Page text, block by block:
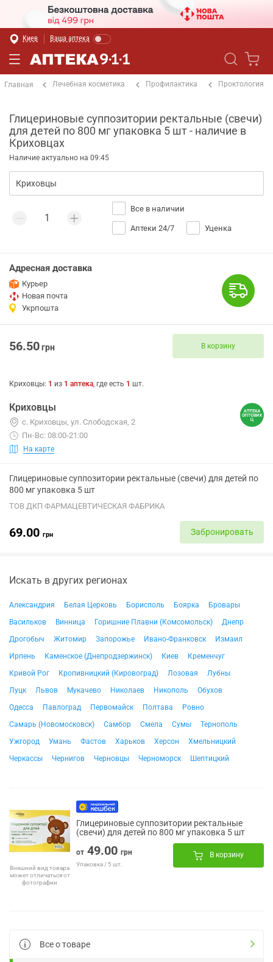
Киев Ваша аптека
Главная Лечебная косметика Профилактика Проктология
Глицериновые суппозитории ректальные (свечи)
для детей по 800 мг упаковка 5 шт - наличие в
Криховцах
Наличие актуально на 09:45
Все в наличии
Аптеки 24/7 Уценка
Адресная доставка
Курьер
Новая почта
Укрпошта
56.50грн В корзину
Криховцы: 1 из 1 аптека, где есть 1 шт.
Криховцы
с. Криховцы, ул. Слободская, 2
Пн-Вс: 08:00-21:00
На карте
Глицериновые суппозитории ректальные (свечи) для детей по
800 мг упаковка 5 шт
ТОВ ДКП ФАРМАЦЕВТИЧЕСКАЯ ФАБРИКА
69.00 грн Забронировать
Искать в других регионах
Александрия Белая Церковь Борисполь Боярка
Бровары
Васильков
Винница Горишние Плавни (Комсомольск)
Днепр
Дрогобыч
Житомир Запорожье Ивано-Франковск
Измаил
Ирпень
Каменское (Днепродзержинск) Киев
Кременчуг
Кривой Рог
Кропивницкий (Кировоград) Лозовая
Лубны
Луцк
Львов Мукачево Николаев Никополь
Обухов
Одесса
Павлоград Первомайск Полтава
Ровно
Самарь (Новомосковск)
Самбор Смела Сумы
Тернополь
Ужгород
Умань Фастов Харьков Херсон
Хмельницкий
Черкассы
Чернигов Черновцы Черноморск Шептицкий
Внешний вид товара
может отличаться от
фотографии
Глицериновые суппозитории ректальные
(свечи) для детей по 800 мг упаковка 5 шт
от 49.00 грн
Упаковка / 5 шт.
В корзину
Все о товаре